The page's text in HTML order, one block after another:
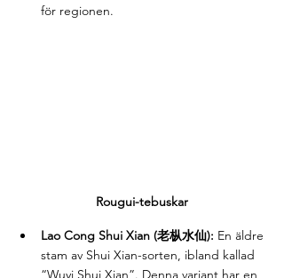
för regionen.
Rougui-tebuskar
Lao Cong Shui Xian (老枞水仙): En äldre
stam av Shui Xian-sorten, ibland kallad
“Wuyi Shui Xian”. Denna variant har en